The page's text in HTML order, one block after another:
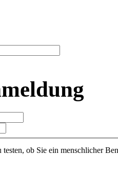
ob Sie ein menschlicher